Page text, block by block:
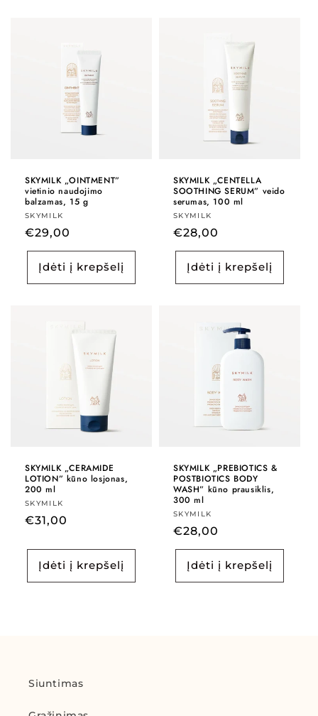
SKYMILK „OINTMENT”
vietinio naudojimo
balzamas, 15 g
Tiekėjas:
SKYMILK
Įprasta
kaina
€29,00
Įdėti į krepšelį
SKYMILK „CENTELLA
SOOTHING SERUM” veido
serumas, 100 ml
Tiekėjas:
SKYMILK
Įprasta
kaina
€28,00
Įdėti į krepšelį
SKYMILK „CERAMIDE
LOTION” kūno losjonas,
200 ml
Tiekėjas:
SKYMILK
Įprasta
€31,00
Įdėti į krepšelį
SKYMILK „PREBIOTICS &
POSTBIOTICS BODY
WASH” kūno prausiklis,
300 ml
Tiekėjas:
SKYMILK
Įprasta
kaina
€28,00
Įdėti į krepšelį
Siuntimas